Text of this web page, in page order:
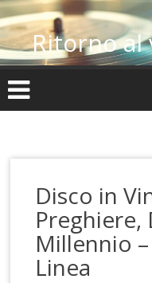
Vai
al
contenutoRitorno al
Disco in
Preghiere,
Millennio –
Linea